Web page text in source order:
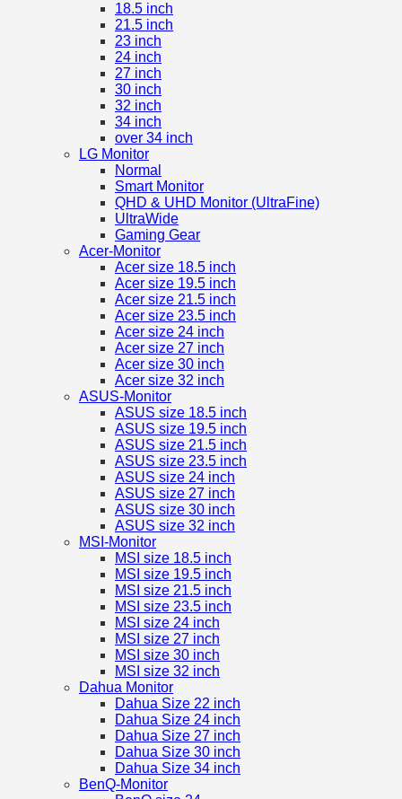
18.5 inch
21.5 inch
23 inch
24 inch
27 inch
30 inch
32 inch
34 inch
over 34 inch
LG Monitor
Normal
Smart Monitor
QHD & UHD Monitor (UltraFine)
UltraWide
Gaming Gear
Acer-Monitor
Acer size 18.5 inch
Acer size 19.5 inch
Acer size 21.5 inch
Acer size 23.5 inch
Acer size 24 inch
Acer size 27 inch
Acer size 30 inch
Acer size 32 inch
ASUS-Monitor
ASUS size 18.5 inch
ASUS size 19.5 inch
ASUS size 21.5 inch
ASUS size 23.5 inch
ASUS size 24 inch
ASUS size 27 inch
ASUS size 30 inch
ASUS size 32 inch
MSI-Monitor
MSI size 18.5 inch
MSI size 19.5 inch
MSI size 21.5 inch
MSI size 23.5 inch
MSI size 24 inch
MSI size 27 inch
MSI size 30 inch
MSI size 32 inch
Dahua Monitor
Dahua Size 22 inch
Dahua Size 24 inch
Dahua Size 27 inch
Dahua Size 30 inch
Dahua Size 34 inch
BenQ-Monitor